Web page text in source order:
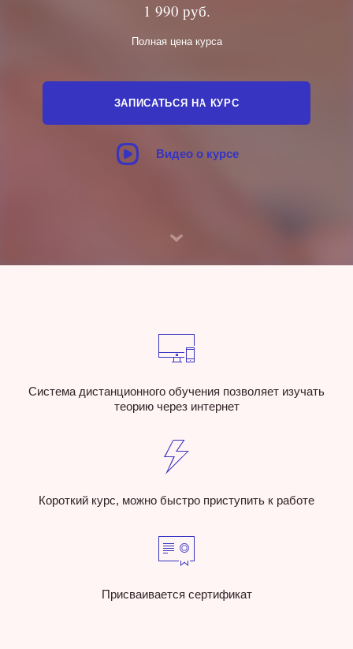
1 990 руб.
Полная цена курса
ЗАПИСАТЬСЯ НА КУРС
Видео о курсе
Система дистанционного обучения позволяет изучать
теорию через интернет
Короткий курс, можно быстро приступить к работе
Присваивается сертификат